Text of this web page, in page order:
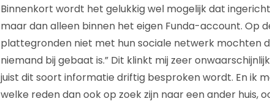
Binnenkort wordt het gelukkig wel mogelijk dat
maar dan alleen binnen het eigen Funda-account. Op
plattegronden niet met hun sociale netwerk mochten
niemand bij gebaat is.” Dit klinkt mij zeer
juist dit soort informatie driftig besproken wordt. En ik
welke reden dan ook op zoek zijn naar een ander huis,